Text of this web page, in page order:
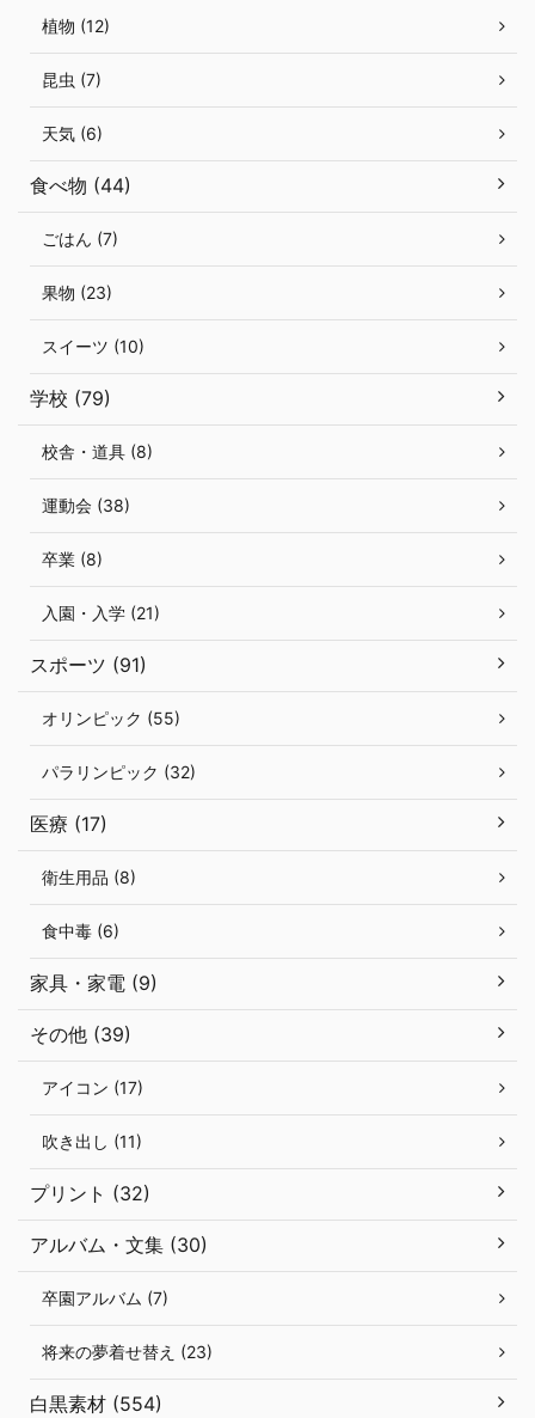
植物 (12)
昆虫 (7)
天気 (6)
食べ物 (44)
ごはん (7)
果物 (23)
スイーツ (10)
学校 (79)
校舎・道具 (8)
運動会 (38)
卒業 (8)
入園・入学 (21)
スポーツ (91)
オリンピック (55)
パラリンピック (32)
医療 (17)
衛生用品 (8)
食中毒 (6)
家具・家電 (9)
その他 (39)
アイコン (17)
吹き出し (11)
プリント (32)
アルバム・文集 (30)
卒園アルバム (7)
将来の夢着せ替え (23)
白黒素材 (554)